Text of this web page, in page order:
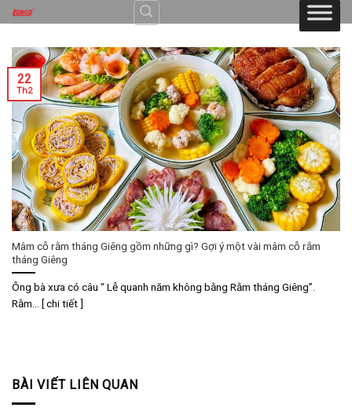
Skip
to
content
Mâm cỗ rằm tháng Giêng gồm những gì? Gợi ý một vài mâm cỗ rằm
tháng Giêng
Ông bà xưa có câu “ Lễ quanh năm không bằng Rằm tháng Giêng”.
Rằm... [ chi tiết ]
22
Th2
BÀI VIẾT LIÊN QUAN